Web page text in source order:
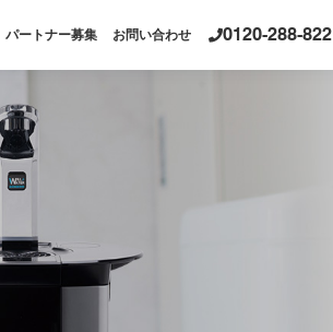
パートナー募集 お問い合わせ 0120-288-822
製品情報